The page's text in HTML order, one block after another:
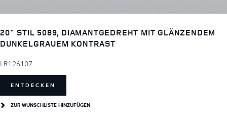
20" STIL 5089, DIAMANTGEDREHT MIT GLÄNZENDEM
DUNKELGRAUEM KONTRAST
LR126107
ENTDECKEN
ZUR WUNSCHLISTE HINZUFÜGEN